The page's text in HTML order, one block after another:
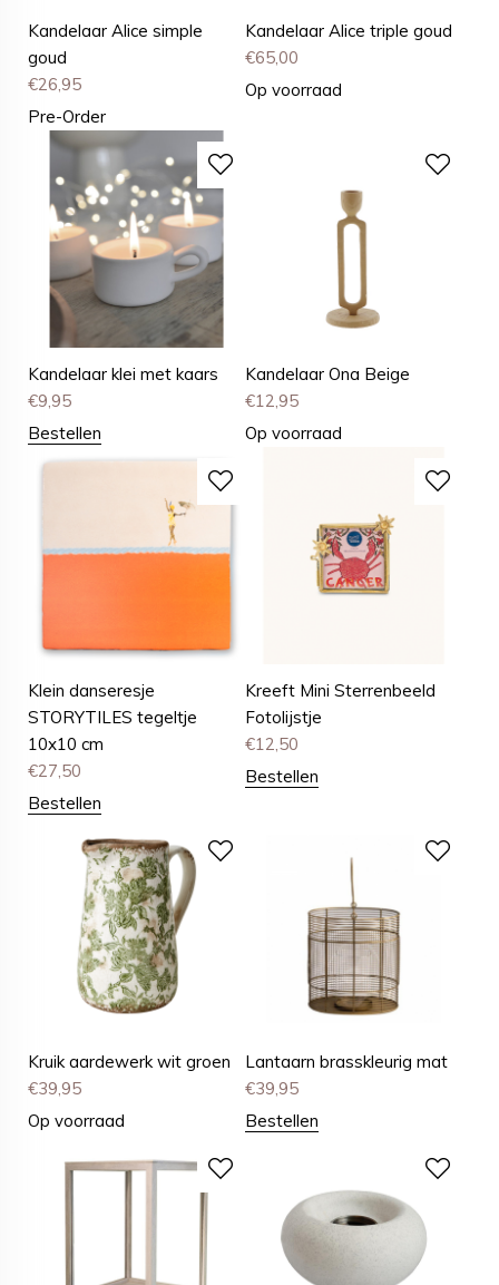
Kandelaar Alice simple
goud
€26,95
Pre-Order
Kandelaar Alice triple goud
€65,00
Op voorraad
Kandelaar klei met kaars
€9,95
Bestellen
Kandelaar Ona Beige
€12,95
Op voorraad
Klein danseresje
STORYTILES tegeltje
10x10 cm
€27,50
Bestellen
Kreeft Mini Sterrenbeeld
Fotolijstje
€12,50
Bestellen
Kruik aardewerk wit groen
€39,95
Op voorraad
Lantaarn brasskleurig mat
€39,95
Bestellen